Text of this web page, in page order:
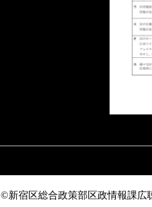
©新宿区総合政策部区政情報課広